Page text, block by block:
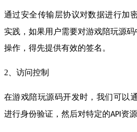
通过安全传输层协议对数据进行加
实践，如果用户需要对游戏陪玩源
操作，得先提供有效的签名。
2、访问控制
在游戏陪玩源码开发时，我们可以
进行身份验证，然后对特定的API 资